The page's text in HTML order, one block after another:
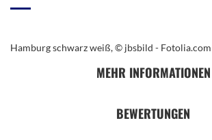
Hamburg schwarz weiß, © jbsbild - Fotolia.com
MEHR INFORMATIONEN
BEWERTUNGEN